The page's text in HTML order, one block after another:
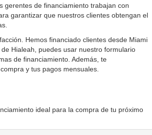
gerentes de financiamiento trabajan con
garantizar que nuestros clientes obtengan el
Hemos financiado clientes desde Miami
Hialeah, puedes usar nuestro formulario
de financiamiento. Además, te
y tus pagos mensuales.
ideal para la compra de tu próximo